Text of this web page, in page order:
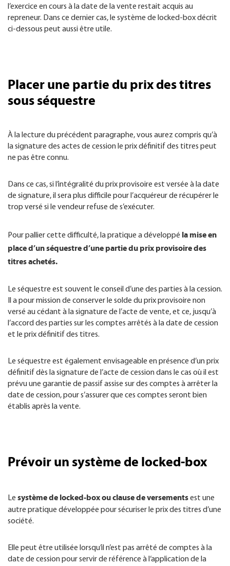
l’exercice en cours à la date de la vente restait acquis au
repreneur. Dans ce dernier cas, le système de locked-box décrit
ci-dessous peut aussi être utile.
Placer une partie du prix des titres
sous séquestre
À la lecture du précédent paragraphe, vous aurez compris qu’à
la signature des actes de cession le prix définitif des titres peut
ne pas être connu.
Dans ce cas, si l’intégralité du prix provisoire est versée à la date
de signature, il sera plus difficile pour l’acquéreur de récupérer le
trop versé si le vendeur refuse de s’exécuter.
Pour pallier cette difficulté, la pratique a développé la mise en
place d’un séquestre d’une partie du prix provisoire des
titres achetés.
Le séquestre est souvent le conseil d’une des parties à la cession.
Il a pour mission de conserver le solde du prix provisoire non
versé au cédant à la signature de l’acte de vente, et ce, jusqu’à
l’accord des parties sur les comptes arrêtés à la date de cession
et le prix définitif des titres.
Le séquestre est également envisageable en présence d’un prix
définitif dès la signature de l’acte de cession dans le cas où il est
prévu une garantie de passif assise sur des comptes à arrêter la
date de cession, pour s’assurer que ces comptes seront bien
établis après la vente.
Prévoir un système de locked-box
Le système de locked-box ou clause de versementsest une
autre pratique développée pour sécuriser le prix des titres d’une
société.
Elle peut être utilisée lorsqu’il n’est pas arrêté de comptes à la
date de cession pour servir de référence à l‘application de la